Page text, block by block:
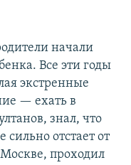
начали
Все эти годы
экстренные
— ехать в
знал, что
сильно отстает от
проходил